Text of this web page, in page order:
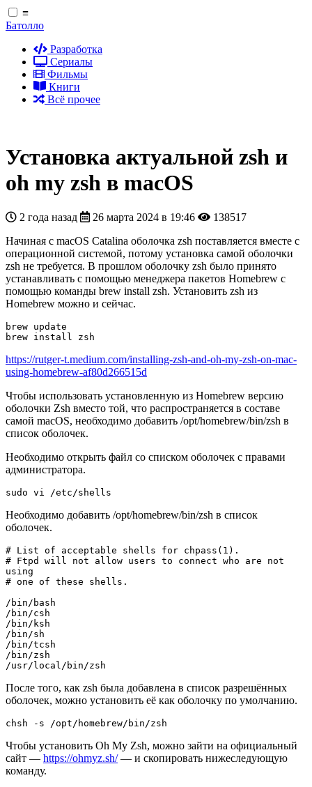
≡
Батолло
Разработка
Сериалы
Фильмы
Книги
Всё прочее
Установка актуальной zsh и
oh my zsh в macOS
2 года назад 26 марта 2024 в 19:46
138517
Начиная с macOS Catalina оболочка zsh поставляется вместе с
операционной системой, потому установка самой оболочки
zsh не требуется. В прошлом оболочку zsh было принято
устанавливать с помощью менеджера пакетов Homebrew с
помощью команды brew install zsh. Установить zsh из
Homebrew можно и сейчас.
brew update
brew install zsh
https://rutger-t.medium.com/installing-zsh-and-oh-my-zsh-on-mac-
using-homebrew-af80d266515d
Чтобы использовать установленную из Homebrew версию
оболочки Zsh вместо той, что распространяется в составе
самой macOS, необходимо добавить /opt/homebrew/bin/zsh в
список оболочек.
Необходимо открыть файл со списком оболочек с правами
администратора.
sudo vi /etc/shells
Необходимо добавить /opt/homebrew/bin/zsh в список
оболочек.
# List of acceptable shells for chpass(1).
# Ftpd will not allow users to connect who are not
using
# one of these shells.
/bin/bash
/bin/csh
/bin/ksh
/bin/sh
/bin/tcsh
/bin/zsh
/usr/local/bin/zsh
После того, как zsh была добавлена в список разрешённых
оболочек, можно установить её как оболочку по умолчанию.
chsh -s /opt/homebrew/bin/zsh
Чтобы установить Oh My Zsh, можно зайти на официальный
сайт — https://ohmyz.sh/— и скопировать нижеследующую
команду.